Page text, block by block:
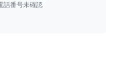
話番号未確認